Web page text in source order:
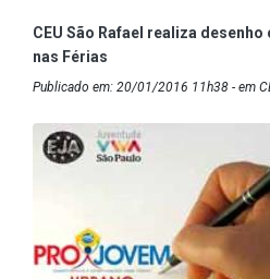
CEU São Rafael realiza
nas Férias
Publicado em: 20/01/2016 11h38 - em